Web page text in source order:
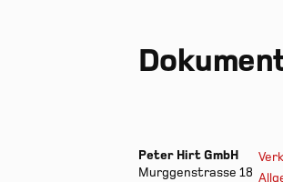
Peter Hirt GmbH
Murggenstrasse 18